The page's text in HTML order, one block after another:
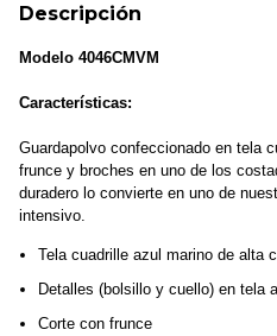
Descripción
Modelo 4046CMVM
Características:
Guardapolvo confeccionado en tela
frunce y broches en uno de los
duradero lo convierte en uno de
intensivo.
Tela cuadrille azul marino de alta
Detalles (bolsillo y cuello) en tela
Corte con frunce